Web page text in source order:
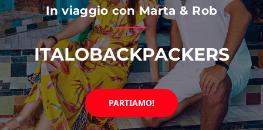
In viaggio con Marta & Rob
ITALOBACKPACKERS
PARTIAMO!